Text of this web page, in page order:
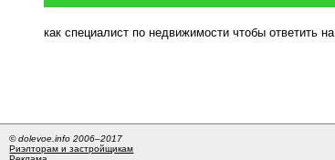
как специалист по недвижимости чтобы ответить
© dolevoe.info 2006–2017
Риэлторам и застройщикам